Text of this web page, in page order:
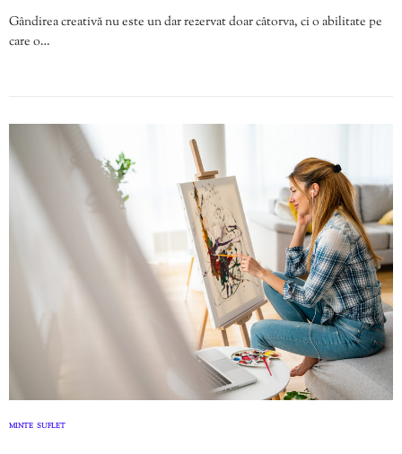
Gândirea creativă nu este un dar rezervat doar câtorva, ci o abilitate pe
care o…
MINTE SUFLET